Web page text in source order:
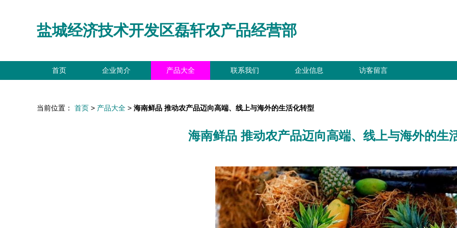
盐城经济技术开发区磊轩农产品经营部
首页 企业简介 产品大全 联系我们 企业信息 访客留言
当前位置： 首页 > 产品大全 > 海南鲜品 推动农产品迈向高端、线上与海外的生活化转型
海南鲜品 推动农产品迈向高端、线上与海外的生